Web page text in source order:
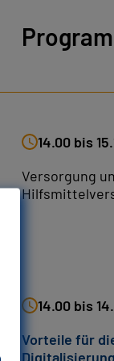
14.00 bis
Versorgung
14.00 bis
Vorteile für